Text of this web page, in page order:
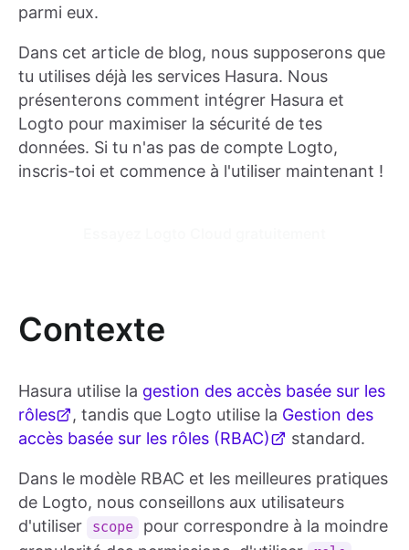
parmi eux.
Dans cet article de blog, nous supposerons que
tu utilises déjà les services Hasura. Nous
présenterons comment intégrer Hasura et
Logto pour maximiser la sécurité de tes
données. Si tu n'as pas de compte Logto,
inscris-toi et commence à l'utiliser maintenant !
Contexte
Hasura utilise la gestion des accès basée sur les
rôles
, tandis que Logto utilise la Gestion des
accès basée sur les rôles (RBAC)
standard.
Dans le modèle RBAC et les meilleures pratiques
de Logto, nous conseillons aux utilisateurs
d'utiliser
scope
pour correspondre à la moindre